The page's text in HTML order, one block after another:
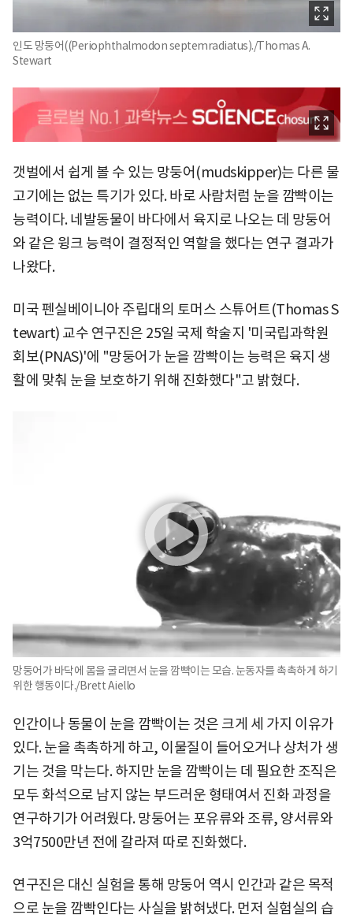
인도 망둥어((Periophthalmodon septemradiatus)./Thomas A.
Stewart
갯벌에서 쉽게 볼 수 있는 망둥어(mudskipper)는 다른 물
고기에는 없는 특기가 있다. 바로 사람처럼 눈을 깜빡이는
능력이다. 네발동물이 바다에서 육지로 나오는 데 망둥어
와 같은 윙크 능력이 결정적인 역할을 했다는 연구 결과가
나왔다.
미국 펜실베이니아 주립대의 토머스 스튜어트(Thomas S
tewart) 교수 연구진은 25일 국제 학술지 '미국립과학원
회보(PNAS)'에 "망둥어가 눈을 깜빡이는 능력은 육지 생
활에 맞춰 눈을 보호하기 위해 진화했다"고 밝혔다.
망둥어가 바닥에 몸을 굴리면서 눈을 깜빡이는 모습. 눈동자를 촉촉하게 하기
위한 행동이다./Brett Aiello
인간이나 동물이 눈을 깜빡이는 것은 크게 세 가지 이유가
있다. 눈을 촉촉하게 하고, 이물질이 들어오거나 상처가 생
기는 것을 막는다. 하지만 눈을 깜빡이는 데 필요한 조직은
모두 화석으로 남지 않는 부드러운 형태여서 진화 과정을
연구하기가 어려웠다. 망둥어는 포유류와 조류, 양서류와
3억7500만년 전에 갈라져 따로 진화했다.
연구진은 대신 실험을 통해 망둥어 역시 인간과 같은 목적
으로 눈을 깜빡인다는 사실을 밝혀냈다. 먼저 실험실의 습